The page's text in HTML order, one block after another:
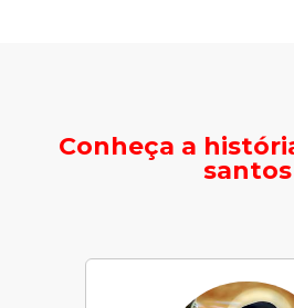
Conheça a
santos